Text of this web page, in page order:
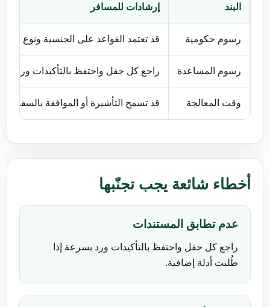
البند إرشادات للمسافر
رسوم حكومية قد تعتمد القواعد على الجنسية ونوع جواز
رسوم المساعدة راجع كل حقل واحتفظ بالتأكيدات ورد
وقت المعالجة قد تسمح التأشيرة أو الموافقة
أخطاء شائعة يجب تجنّبها
عدم تطابق المستندات
راجع كل حقل واحتفظ بالتأكيدات ورد بسرعة إذا
طُلبت أدلة إضافية.